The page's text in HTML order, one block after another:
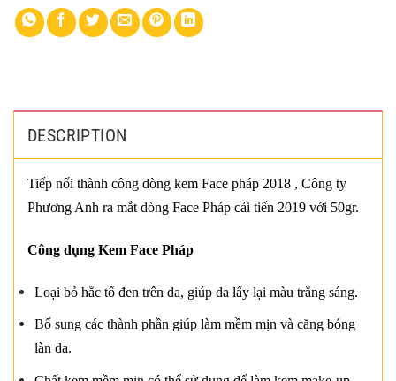
DESCRIPTION
Tiếp nối thành công dòng kem Face pháp 2018 , Công ty
Phương Anh ra mắt dòng Face Pháp cải tiến 2019 với 50gr.
Công dụng Kem Face Pháp
Loại bỏ hắc tố đen trên da, giúp da lấy lại màu trắng sáng.
Bổ sung các thành phần giúp làm mềm mịn và căng bóng
làn da.